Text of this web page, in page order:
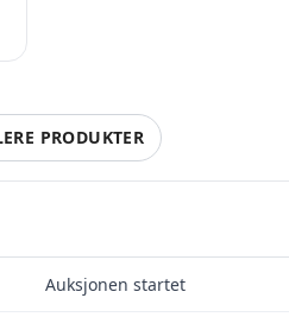
PRODUKTER
Auksjonen startet
– uten skjulte kostnader
auksjoner og nå kjøpere
konto